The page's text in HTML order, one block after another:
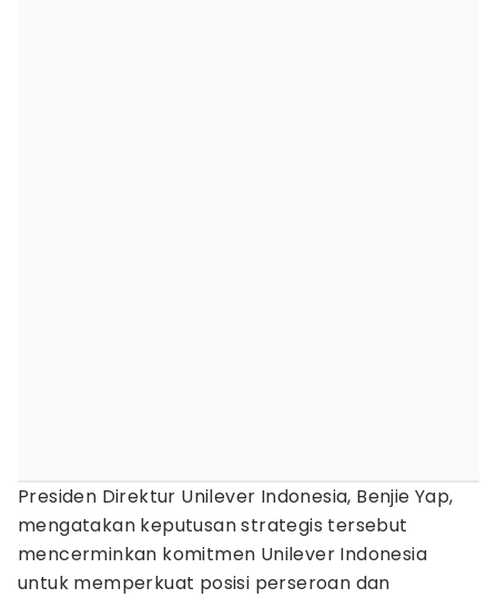
Presiden Direktur Unilever Indonesia, Benjie Yap,
mengatakan keputusan strategis tersebut
mencerminkan komitmen Unilever Indonesia
untuk memperkuat posisi perseroan dan